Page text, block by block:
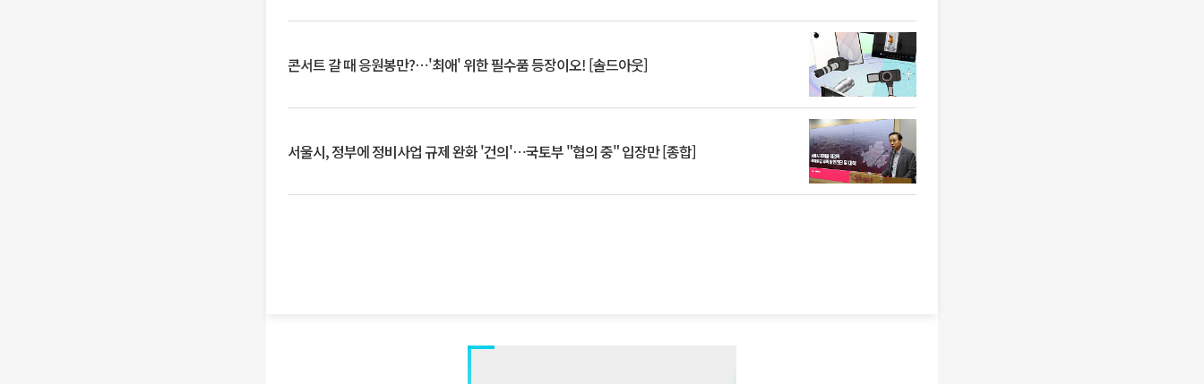
콘서트 갈 때 응원봉만?⋯'최애' 위한 필수품 등장이오! [솔드아웃]
서울시, 정부에 정비사업 규제 완화 '건의'⋯국토부 "협의 중" 입장만 [종합]